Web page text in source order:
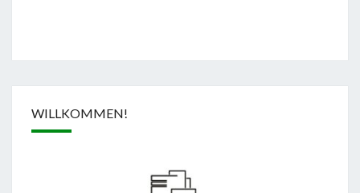
WILLKOMMEN!